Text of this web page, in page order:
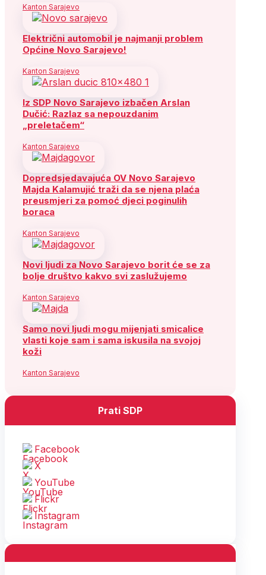
Kanton Sarajevo
Električni automobil je najmanji problem
Općine Novo Sarajevo!
Kanton Sarajevo
Iz SDP Novo Sarajevo izbačen Arslan
Dučić: Razlaz sa nepouzdanim
„preletačem“
Kanton Sarajevo
Dopredsjedavajuća OV Novo Sarajevo
Majda Kalamujić traži da se njena plaća
preusmjeri za pomoć djeci poginulih
boraca
Kanton Sarajevo
Novi ljudi za Novo Sarajevo borit će se za
bolje društvo kakvo svi zaslužujemo
Kanton Sarajevo
Samo novi ljudi mogu mijenjati smicalice
vlasti koje sam i sama iskusila na svojoj
koži
Kanton Sarajevo
Prati SDP
Facebook
X
YouTube
Flickr
Instagram